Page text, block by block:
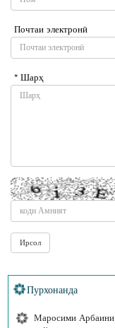
Почтаи электронӣ
* Шарҳ
Пурхонанда
Маросими Арбаини